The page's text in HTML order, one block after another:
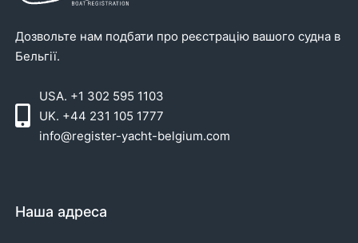
Дозвольте нам подбати про реєстрацію вашого судна в
Бельгії.
USA. +1 302 595 1103
UK. +44 231 105 1777
info@register-yacht-belgium.com
Наша адреса